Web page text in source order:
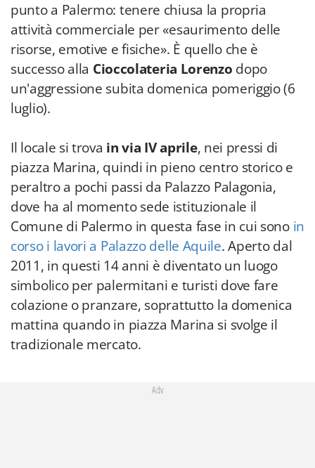
punto a Palermo: tenere chiusa la propria
attività commerciale per «esaurimento delle
risorse, emotive e fisiche». È quello che è
successo alla Cioccolateria Lorenzo dopo
un'aggressione subita domenica pomeriggio (6
luglio).
Il locale si trova in via IV aprile, nei pressi di
piazza Marina, quindi in pieno centro storico e
peraltro a pochi passi da Palazzo Palagonia,
dove ha al momento sede istituzionale il
Comune di Palermo in questa fase in cui sonoin
corso i lavori a Palazzo delle Aquile. Aperto dal
2011, in questi 14 anni è diventato un luogo
simbolico per palermitani e turisti dove fare
colazione o pranzare, soprattutto la domenica
mattina quando in piazza Marina si svolge il
tradizionale mercato.
Adv